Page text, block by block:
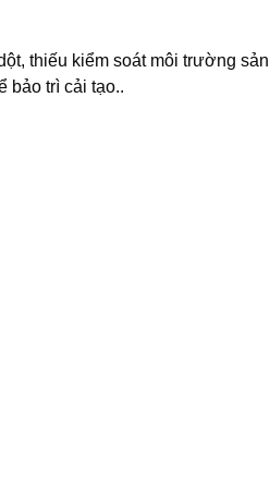
thiếu kiểm soát môi trường
bảo trì cải tạo..